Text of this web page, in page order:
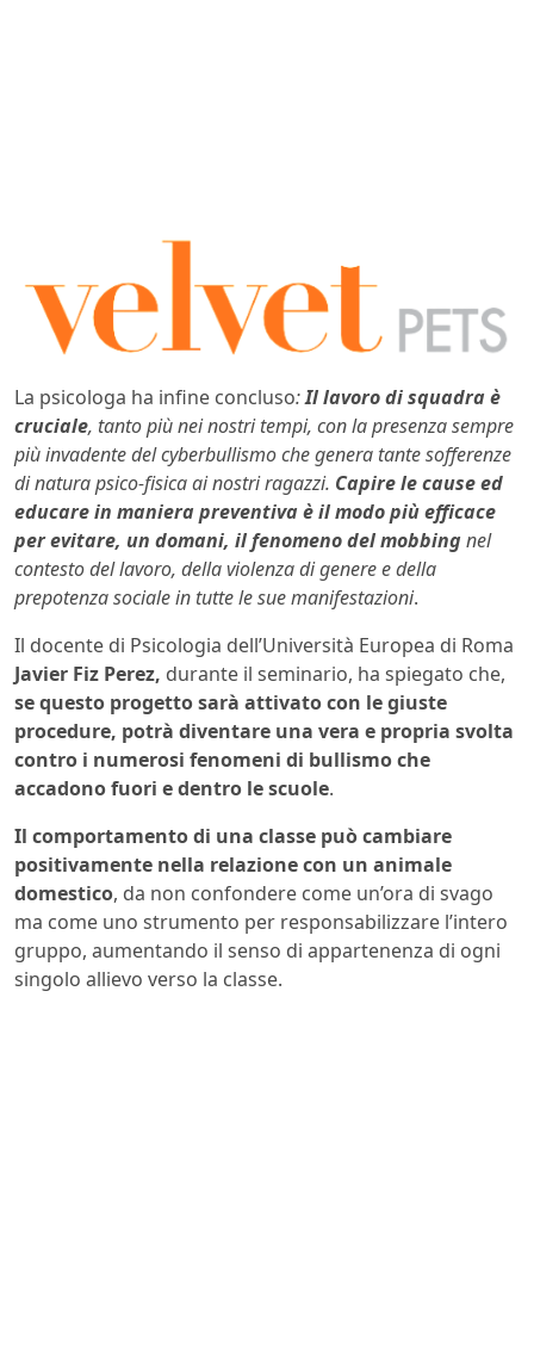
La psicologa ha infine concluso:Il lavoro di squadra è
cruciale, tanto più nei nostri tempi, con la presenza sempre
più invadente del cyberbullismo che genera tante sofferenze
di natura psico-fisica ai nostri ragazzi. Capire le cause ed
educare in maniera preventiva è il modo più efficace
per evitare, un domani, il fenomeno del mobbingnel
contesto del lavoro, della violenza di genere e della
prepotenza sociale in tutte le sue manifestazioni.
Il docente di Psicologia dell’Università Europea di Roma
Javier Fiz Perez, durante il seminario, ha spiegato che,
se questo progetto sarà attivato con le giuste
procedure, potrà diventare una vera e propria svolta
contro i numerosi fenomeni di bullismo che
accadono fuori e dentro le scuole.
Il comportamento di una classe può cambiare
positivamente nella relazione con un animale
domestico, da non confondere come un’ora di svago
ma come uno strumento per responsabilizzare l’intero
gruppo, aumentando il senso di appartenenza di ogni
singolo allievo verso la classe.